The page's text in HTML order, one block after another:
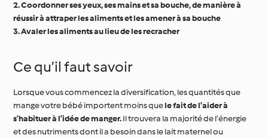
2. Coordonner ses yeux, ses mains et sa bouche, de manière à
réussir à attraper les aliments et les amener à sa bouche
3. Avaler les aliments au lieu de les recracher
Ce qu’il faut savoir
Lorsque vous commencez la diversification, les quantités que
mange votre bébé importent moins quele fait de l’aider à
s’habituer à l’idée de manger.Il trouvera la majorité de l’énergie
et des nutriments dont il a besoin dans le lait maternel ou